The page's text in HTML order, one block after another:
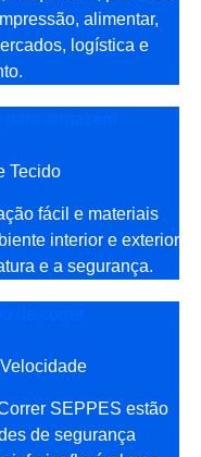
alimentar,
logística e
Tecido
fácil e materiais
interior e exterior
e a segurança.
SEPPES estão
de segurança